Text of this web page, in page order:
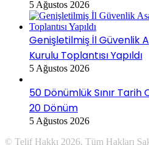
5 Ağustos 2026
Genişletilmiş İl Güvenlik
Kurulu Toplantısı Yapıldı
5 Ağustos 2026
50 Dönümlük Sınır Tarih
20 Dönüm
5 Ağustos 2026
© Telif Hakkı 2026, Tüm Hakları